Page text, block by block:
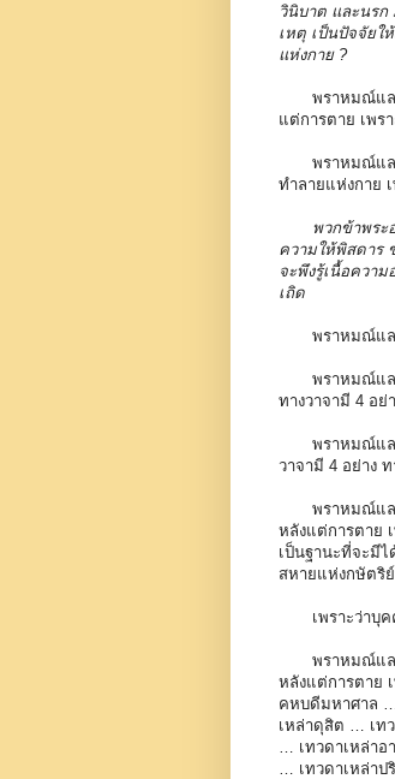
วินิบาต และนรก
เหตุ เป็นปัจจัยใ
แห่งกาย ?
พราหมณ์แล
แต่การตาย เพร
พราหมณ์แล
ทำลายแห่งกาย
พวกข้าพระ
ความให้พิสดาร
จะพึงรู้เนื้อควา
เถิด
พราหมณ์แล
พราหมณ์แล
ทางวาจามี 4 อย่
พราหมณ์แล
วาจามี 4 อย่าง
พราหมณ์แล
หลังแต่การตาย
เป็นฐานะที่จะมี
สหายแห่งกษัตริ
เพราะว่าบุ
พราหมณ์แล
หลังแต่การตาย
คหบดีมหาศาล …
เหล่าดุสิต … เท
… เทวดาเหล่า
… เทวดาเหล่า